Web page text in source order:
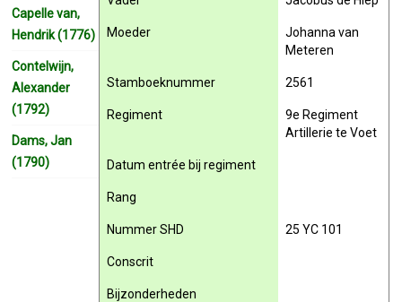
Moeder
Johanna van
Meteren
Stamboeknummer 2561
Regiment
9e Regiment
Artillerie te Voet
Datum entrée bij regiment
Rang
Nummer SHD 25 YC 101
Conscrit
Bijzonderheden
Capelle van,
Hendrik (1776)
Contelwijn,
Alexander
(1792)
Dams, Jan
(1790)